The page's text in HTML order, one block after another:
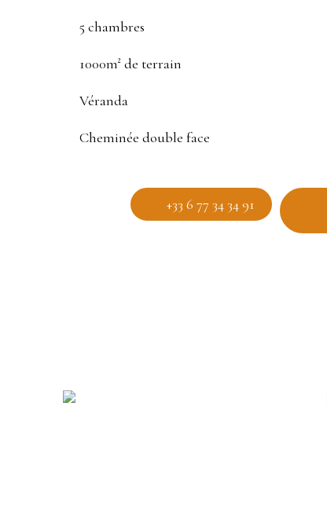
5 chambres
1000m² de terrain
Véranda
Cheminée double face
+33 6 77 34 34 91